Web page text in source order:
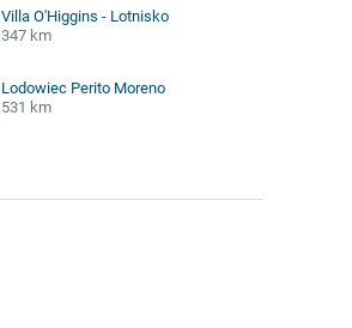
Villa O'Higgins - Lotnisko
347 km
Lodowiec Perito Moreno
531 km